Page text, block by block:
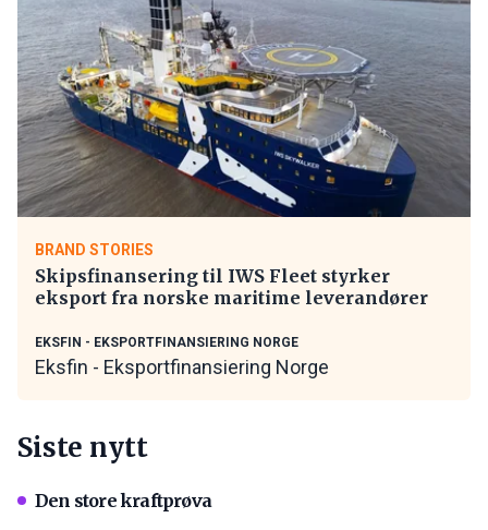
BRAND STORIES
Skipsfinansering til IWS Fleet styrker
eksport fra norske maritime leverandører
EKSFIN - EKSPORTFINANSIERING NORGE
Eksfin - Eksportfinansiering Norge
Siste nytt
Den store kraftprøva